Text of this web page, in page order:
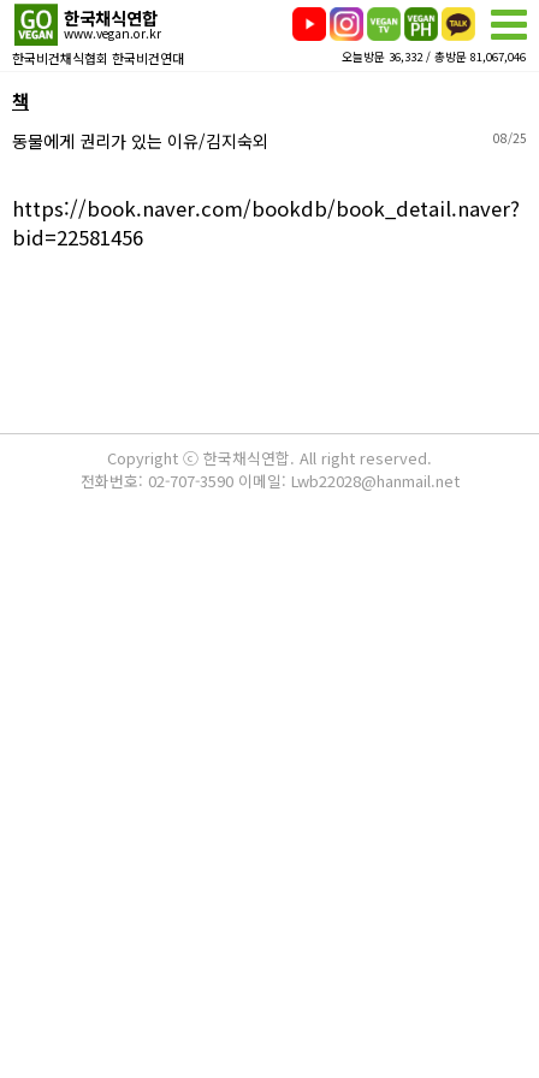
한국채식연합
www.vegan.or.kr
한국비건채식협회 한국비건연대 오늘방문 36,332 / 총방문 81,067,046
책
동물에게 권리가 있는 이유/김지숙외 08/25
https://book.naver.com/bookdb/book_detail.naver?
bid=22581456
Copyright ⓒ 한국채식연합. All right reserved.
전화번호: 02-707-3590 이메일: Lwb22028@hanmail.net